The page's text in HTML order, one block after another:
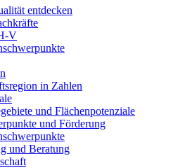
entdecken
V
in Zahlen
und Flächenpotenziale
und Förderung
und Beratung